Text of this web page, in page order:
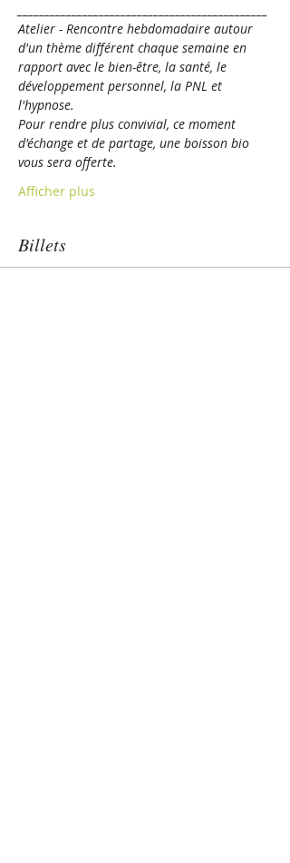
Atelier - Rencontre hebdomadaire autour
d'un thème différent chaque semaine en
rapport avec le bien-être, la santé, le
développement personnel, la PNL et
l'hypnose.
Pour rendre plus convivial, ce moment
d'échange et de partage, une boisson bio
vous sera offerte.
Afficher plus
Billets